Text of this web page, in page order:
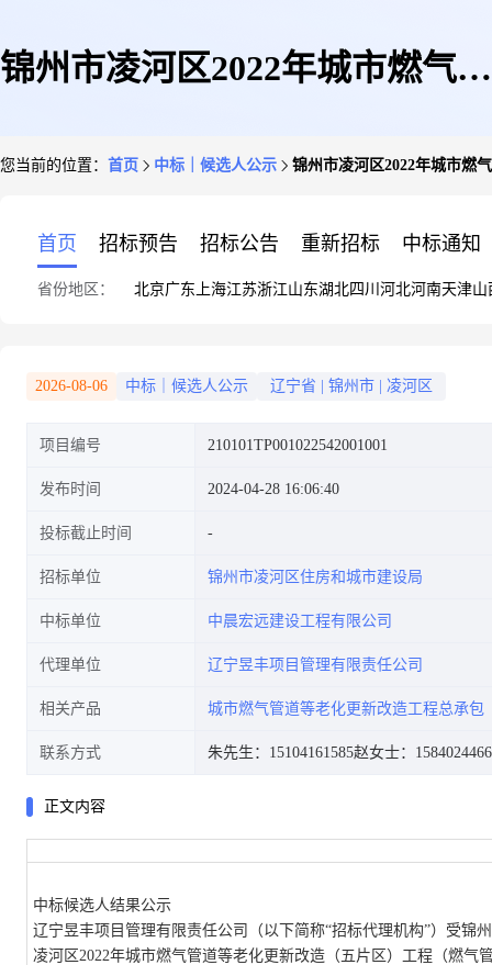
锦州市凌河区2022年城市燃气管
招标中标候选人公示
您当前的位置： 首页 中标｜候选人公示 锦州市凌河区2022年城市燃
首页 招标预告 招标公告 重新招标 中标通知
省份地区： 北京广东 上海江苏浙江山东湖北四川 河北河南天津山
2026-08-06 中标｜候选人公示 辽宁省 锦州市 凌河区
项目编号 210101TP001022542001001
发布时间 2024-04-28 16:06:40
投标截止时间
招标单位 锦州市凌河区住房和城市建设局
中标单位 中晨宏远建设工程有限公司
代理单位 辽宁昱丰项目管理有限责任公司
相关产品 城市燃气管道等老化更新改造工程总承包
联系方式 朱先生：15104161585赵女士：
正文内容
中标候选人结果公示
辽宁昱丰项目管理有限责任公司
（以下简称“招标代理机构”）受锦
凌河区2022年城市燃气管道等老化更新改造（五片区）工程（燃气